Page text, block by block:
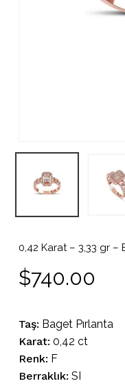
0,42 Karat – 3,33 gr –
$740.00
Taş: Baget Pırlanta
Karat: 0,42 ct
Renk: F
Berraklık: SI